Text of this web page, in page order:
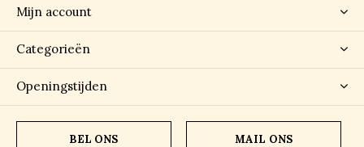
Mijn account
Categorieën
Openingstijden
BEL ONS MAIL ONS